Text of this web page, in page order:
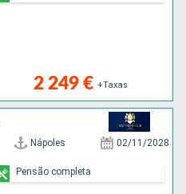
2 249 € +Taxas
Nápoles 02/11/2028
Pensão completa